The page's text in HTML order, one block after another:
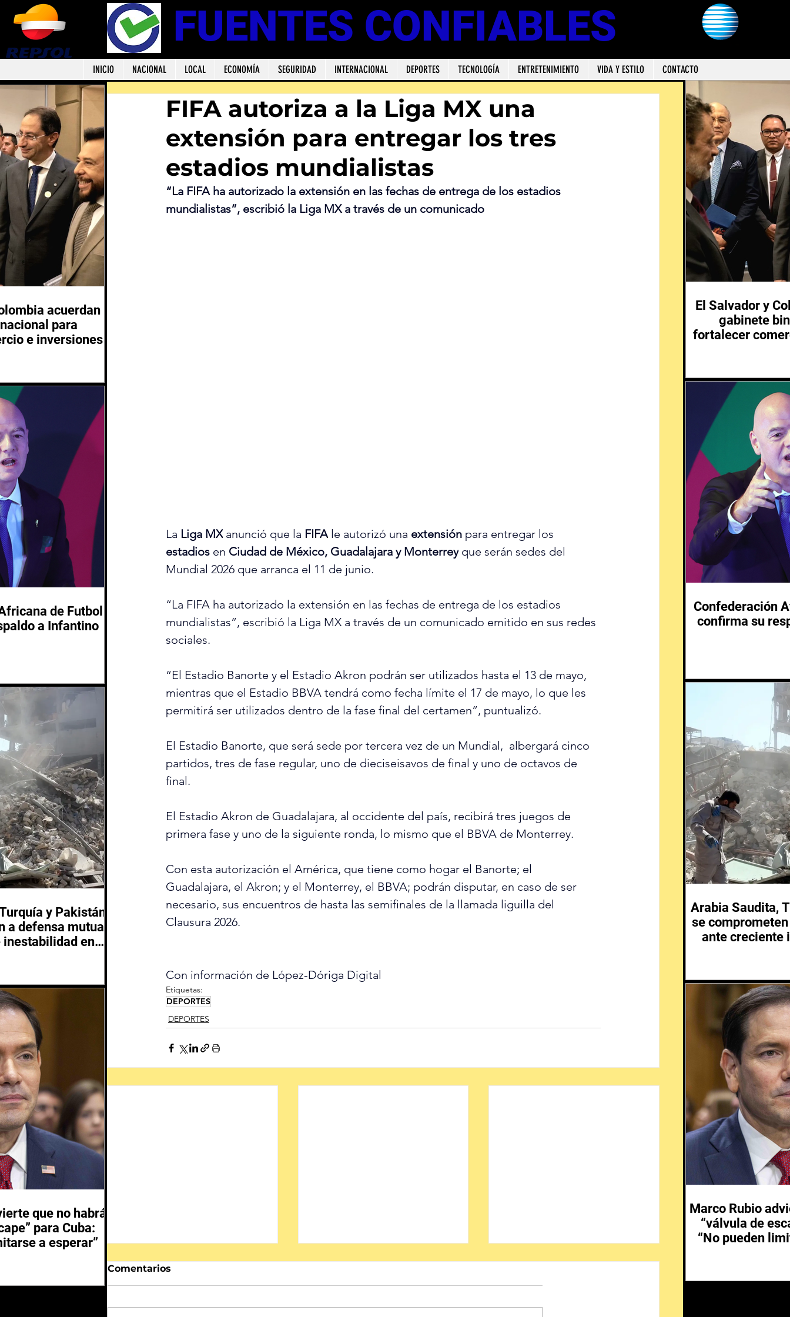
FUENTES CONFIABLES
INICIO NACIONAL LOCAL ECONOMÍA SEGURIDAD INTERNACIONAL DEPORTES TECNOLOGÍA ENTRETENIMIENTO VIDA Y ESTILO CONTACTO
FIFA autoriza a la Liga MX una
extensión para entregar los tres
estadios mundialistas
“La FIFA ha autorizado la extensión en las fechas de entrega de los estadios
mundialistas”, escribió la Liga MX a través de un comunicado
La Liga MX anunció que la FIFA le autorizó una extensión para entregar los
estadios en Ciudad de México, Guadalajara y Monterrey que serán sedes del
Mundial 2026 que arranca el 11 de junio.
“La FIFA ha autorizado la extensión en las fechas de entrega de los estadios
mundialistas”, escribió la Liga MX a través de un comunicado emitido en sus redes
sociales.
“El Estadio Banorte y el Estadio Akron podrán ser utilizados hasta el 13 de mayo,
mientras que el Estadio BBVA tendrá como fecha límite el 17 de mayo, lo que les
permitirá ser utilizados dentro de la fase final del certamen”, puntualizó.
El Estadio Banorte, que será sede por tercera vez de un Mundial,  albergará cinco
partidos, tres de fase regular, uno de dieciseisavos de final y uno de octavos de
final.
El Estadio Akron de Guadalajara, al occidente del país, recibirá tres juegos de
primera fase y uno de la siguiente ronda, lo mismo que el BBVA de Monterrey.
Con esta autorización el América, que tiene como hogar el Banorte; el
Guadalajara, el Akron; y el Monterrey, el BBVA; podrán disputar, en caso de ser
necesario, sus encuentros de hasta las semifinales de la llamada liguilla del
Clausura 2026.
Con información de López-Dóriga Digital
Etiquetas:
DEPORTES
DEPORTES
Comentarios
acuerdan
para
e inversiones
de Futbol
a Infantino
y Pakistán
a defensa mutua
en
que no habrá
para Cuba:
a esperar”
El Salvador y
gabinete
fortalecer
Confederación
confirma su
Arabia Saudita,
se
ante creciente
Marco Rubio
“válvula de
“No pueden